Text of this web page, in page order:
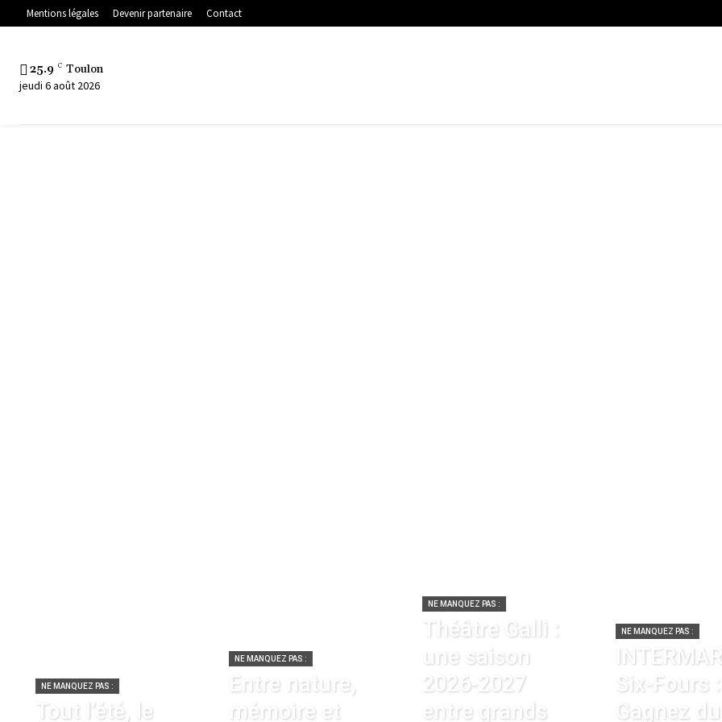
Mentions légales Devenir partenaire Contact
25.9 C Toulon
jeudi 6 août 2026
NE MANQUEZ PAS :
Tout l’été, le
NE MANQUEZ PAS :
Entre nature,
mémoire et
NE MANQUEZ PAS :
Théâtre Galli :
une saison
2026-2027
entre grands
NE MANQUEZ PAS :
Six-Fours :
Gagnez du